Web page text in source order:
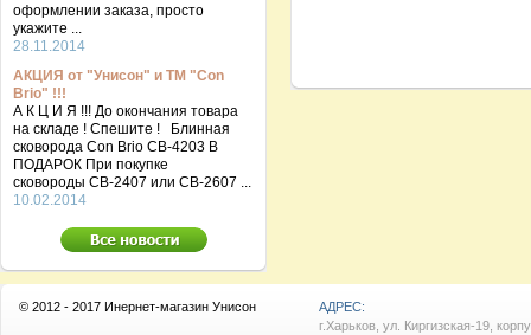
оформлении заказа, просто
укажите ...
28.11.2014
АКЦИЯ от "Унисон" и ТМ "Con
Brio" !!!
А К Ц И Я !!! До окончания товара
на складе ! Спешите ! Блинная
сковорода Con Brio CB-4203 В
ПОДАРОК При покупке
сковороды СВ-2407 или СВ-2607 ...
10.02.2014
© 2012 - 2017 Инернет-магазин Унисон
АДРЕС:
г.Харьков, ул. Киргизская-19,